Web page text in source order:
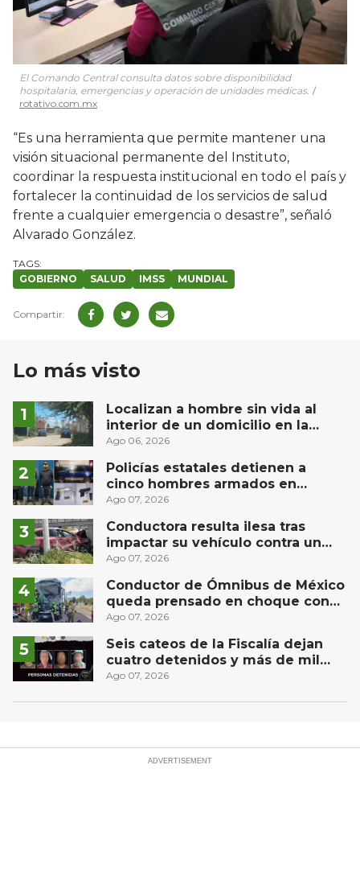
El Comando Central consulta datos sobre disponibilidad
hospitalaria, emergencias y operación de unidades médicas.
rotativo.com.mx
“Es una herramienta que permite mantener una
visión situacional permanente del Instituto,
coordinar la respuesta institucional en todo el país y
fortalecer la continuidad de los servicios de salud
frente a cualquier emergencia o desastre”, señaló
Alvarado González.
GOBIERNO SALUD IMSS MUNDIAL
Lo más visto
Localizan a hombre sin vida al
interior de un domicilio en la
comunidad El Rodeo, San Juan del
Ago 06, 2026
Policías estatales detienen a
cinco hombres armados en
Puebla capital
Ago 07, 2026
Conductora resulta ilesa tras
impactar su vehículo contra un
muro en Huimilpan
Ago 07, 2026
Conductor de Ómnibus de México
queda prensado en choque con
materialista en San Juan del Río
Ago 07, 2026
Seis cateos de la Fiscalía dejan
cuatro detenidos y más de mil
dosis aseguradas en Querétaro
Ago 07, 2026